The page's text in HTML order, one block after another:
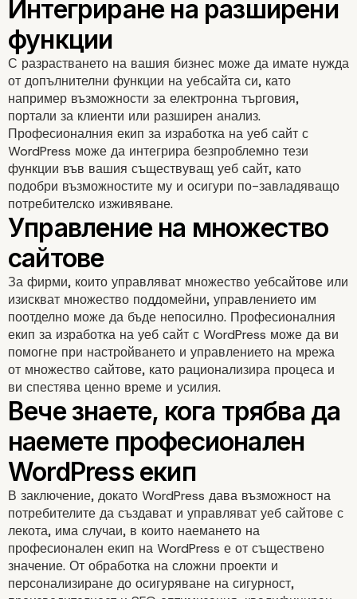
Отзивчив дизайн за
мобилни потребители
Текуща техническа
поддръжка и
С разрастването на вашия бизнес може да имате нужда
от допълнителни функции на уебсайта си, като
например възможности за електронна търговия,
портали за клиенти или разширен анализ.
Професионалния екип за изработка на уеб сайт с
WordPress може да интегрира безпроблемно тези
функции във вашия съществуващ уеб сайт, като
подобри възможностите му и осигури по-завладяващо
потребителско изживяване.
За фирми, които управляват множество уебсайтове или
изискват множество поддомейни, управлението им
поотделно може да бъде непосилно. Професионалния
екип за изработка на уеб сайт с WordPress може да ви
помогне при настройването и управлението на мрежа
от множество сайтове, като рационализира процеса и
ви спестява ценно време и усилия.
В заключение, докато WordPress дава възможност на
потребителите да създават и управляват уеб сайтове с
лекота, има случаи, в които наемането на
професионален екип на WordPress е от съществено
значение. От обработка на сложни проекти и
персонализиране до осигуряване на сигурност,